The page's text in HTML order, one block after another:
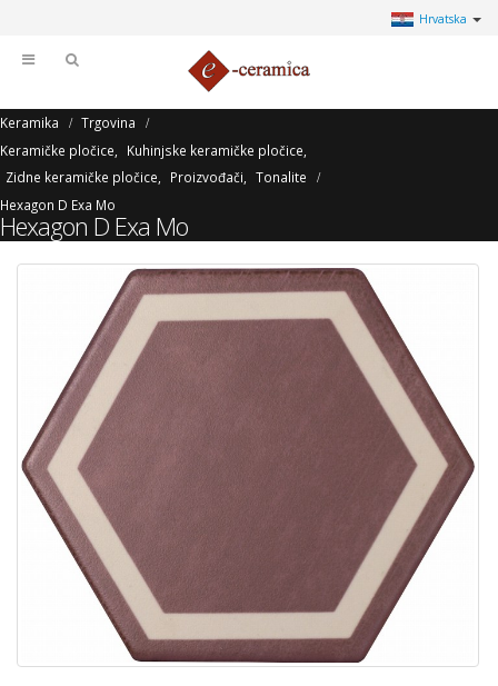
Hrvatska
Keramika
Trgovina
Keramičke pločice
Kuhinjske keramičke pločice
Zidne keramičke pločice
Proizvođači
Tonalite
Hexagon D Exa Mo
Hexagon D Exa Mo